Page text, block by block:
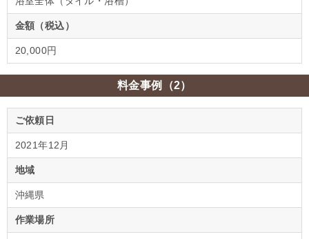
金額（税込）
20,000円
料金事例（2）
ご依頼日
2021年12月
地域
沖縄県
作業場所